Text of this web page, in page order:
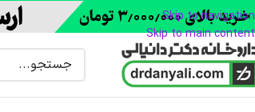
Skip to navigation
Skip to main content